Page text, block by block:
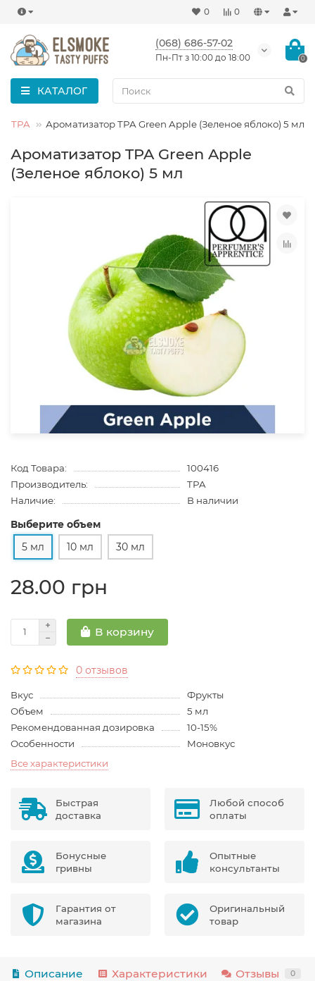
0
0
(068) 686-57-02
Пн-Пт з 10:00 до 18:00 0
КАТАЛОГ
TPA Ароматизатор TPA Green Apple (Зеленое яблоко) 5 мл
Ароматизатор TPA Green Apple
(Зеленое яблоко) 5 мл
Код Товара:
100416
Производитель:
TPA
Наличие:
В наличии
Выберите объем
5 мл
10 мл 30 мл
28.00 грн
В корзину
0 отзывов
Вкус
Фрукты
Объем
5 мл
Рекомендованная дозировка
10-15%
Особенности
Моновкус
Все характеристики
Быстрая
доставка
Любой способ
оплаты
Бонусные
гривны
Опытные
консультанты
Гарантия от
магазина
Оригинальный
товар
Описание Характеристики Отзывы 0